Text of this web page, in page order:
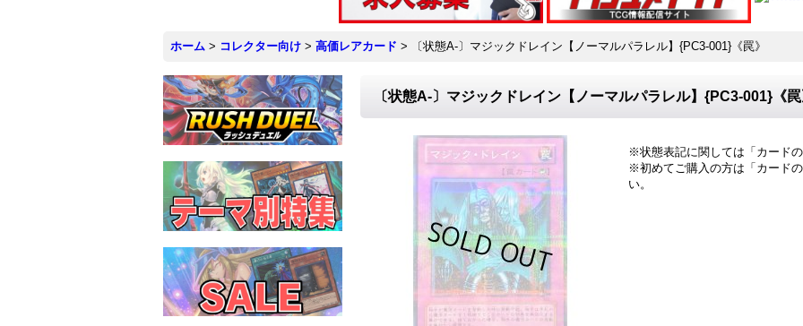
ホーム > コレクター向け > 高価レアカード > 〔状態A-〕マジックドレイン【ノーマルパラレル】{PC3-001}《罠》
〔状態A-〕マジックドレイン【ノーマルパラレル】{PC3-001}《
※状態表記に関しては「 カード
※初めてご購入の方は「 カード
い。